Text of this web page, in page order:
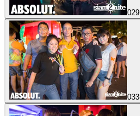
029
033